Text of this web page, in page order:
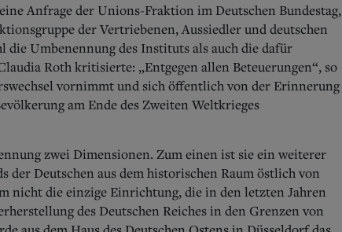
Anfrage der Unions-Fraktion im Deutschen Bundestag,
der Vertriebenen, Aussiedler und deutschen
Umbenennung des Instituts als auch die dafür
Roth kritisierte: „Entgegen allen Beteuerungen“, so
vornimmt und sich öffentlich von der Erinnerung
am Ende des Zweiten Weltkrieges
zwei Dimensionen. Zum einen ist sie ein weiterer
der Deutschen aus dem historischen Raum östlich von
nicht die einzige Einrichtung, die in den letzten Jahren
des Deutschen Reiches in den Grenzen von